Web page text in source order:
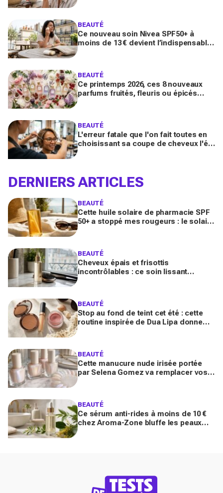
BEAUTÉ
Ce nouveau soin Nivea SPF50+ à
moins de 13 € devient l’indispensable
BEAUTÉ
Ce printemps 2026, ces 8 nouveaux
parfums fruités, fleuris ou épicés
BEAUTÉ
L'erreur fatale que l'on fait toutes en
choisissant sa coupe de cheveux l'été
DERNIERS ARTICLES
BEAUTÉ
Cette huile solaire de pharmacie SPF
50+ a stoppé mes rougeurs : le solaire
BEAUTÉ
Cheveux épais et frisottis
incontrôlables : ce soin lissant
BEAUTÉ
Stop au fond de teint cet été : cette
routine inspirée de Dua Lipa donne
BEAUTÉ
Cette manucure nude irisée portée
par Selena Gomez va remplacer vos
BEAUTÉ
Ce sérum anti-rides à moins de 10 €
chez Aroma-Zone bluffe les peaux